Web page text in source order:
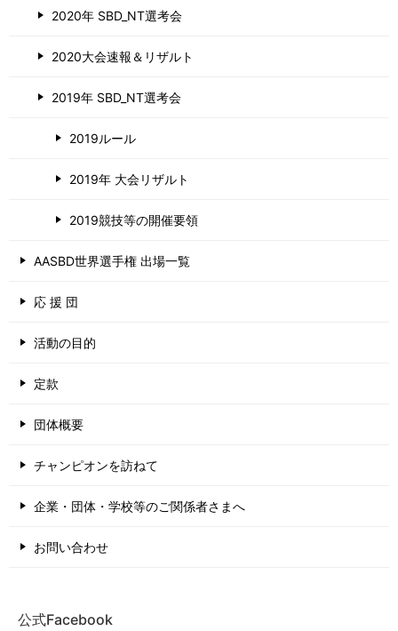
2020年 SBD_NT選考会
2020大会速報＆リザルト
2019年 SBD_NT選考会
2019ルール
2019年 大会リザルト
2019競技等の開催要領
AASBD世界選手権 出場一覧
応 援 団
活動の目的
定款
団体概要
チャンピオンを訪ねて
企業・団体・学校等のご関係者さまへ
お問い合わせ
公式Facebook